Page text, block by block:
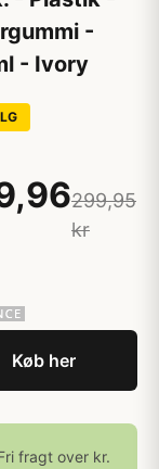
-
- Ivory
299,95
kr
Køb her
fragt over kr.